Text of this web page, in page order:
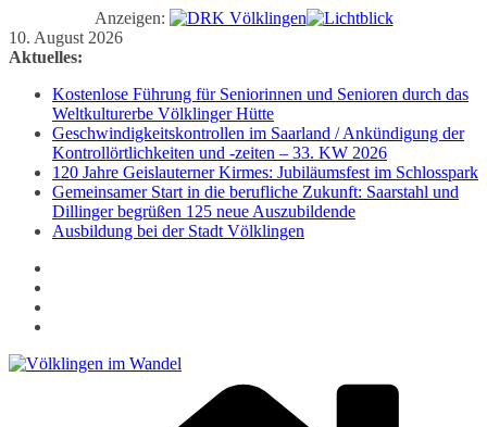
Anzeigen:
Zum
Inhalt
10. August 2026
Aktuelles:
Kostenlose Führung für Seniorinnen und Senioren durch das
Weltkulturerbe Völklinger Hütte
Geschwindigkeitskontrollen im Saarland / Ankündigung der
Kontrollörtlichkeiten und -zeiten – 33. KW 2026
120 Jahre Geislauterner Kirmes: Jubiläumsfest im Schlosspark
Gemeinsamer Start in die berufliche Zukunft: Saarstahl und
Dillinger begrüßen 125 neue Auszubildende
Ausbildung bei der Stadt Völklingen